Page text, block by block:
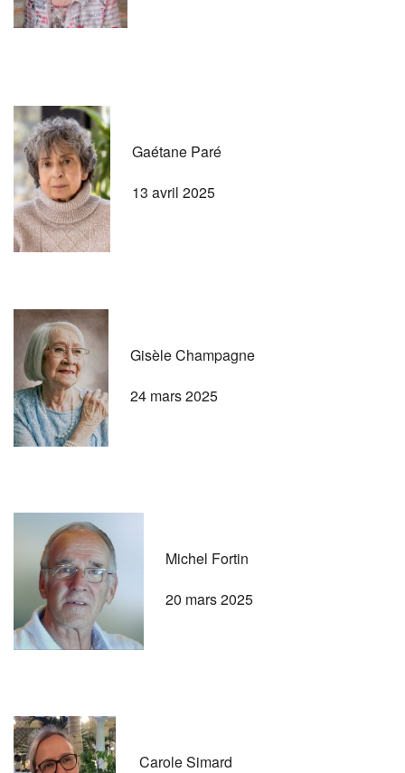
Gaétane Paré
13 avril 2025
Gisèle Champagne
24 mars 2025
Michel Fortin
20 mars 2025
Carole Simard